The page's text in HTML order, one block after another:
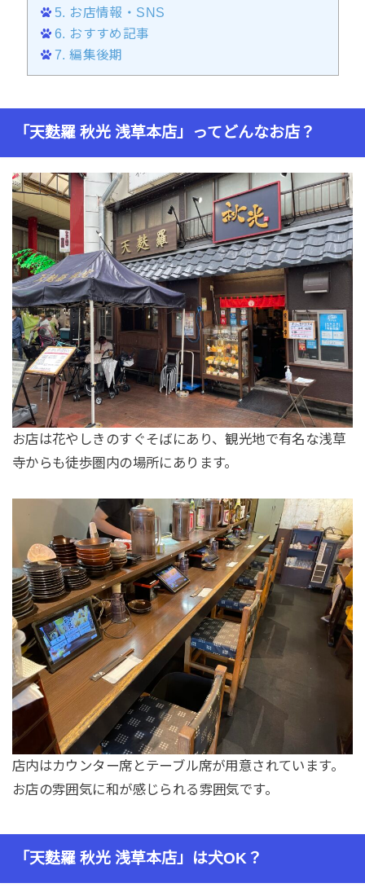
5. お店情報・SNS
6. おすすめ記事
7. 編集後期
「天麩羅 秋光 浅草本店」ってどんなお店？
お店は花やしきのすぐそばにあり、観光地で有名な浅草
寺からも徒歩圏内の場所にあります。
店内はカウンター席とテーブル席が用意されています。
お店の雰囲気に和が感じられる雰囲気です。
「天麩羅 秋光 浅草本店」は犬OK？